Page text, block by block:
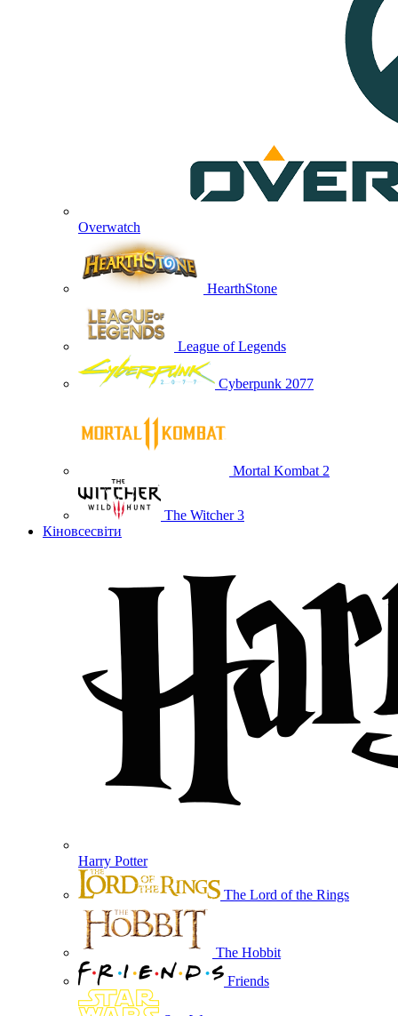
Overwatch
HearthStone
League of Legends
Cyberpunk 2077
Mortal Kombat 2
The Witcher 3
Кіновсесвіти
Harry Potter
The Lord of the Rings
The Hobbit
Friends